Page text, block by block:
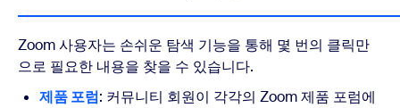
Zoom 사용자는 손쉬운 탐색 기능을 통해 몇 번의 클릭만
으로 필요한 내용을 찾을 수 있습니다.
제품 포럼: 커뮤니티 회원이 각각의 Zoom 제품 포럼에